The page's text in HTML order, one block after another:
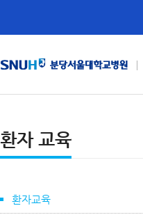
환자 교육
환자교육